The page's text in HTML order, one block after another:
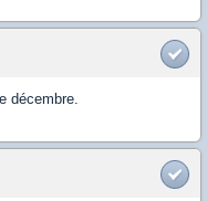
décembre.